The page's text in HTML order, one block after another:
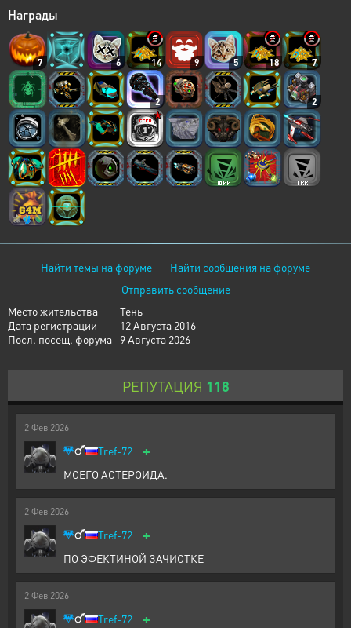
Награды
7 6 14 9 5 18 7
2 2
Найти темы на форуме
Найти сообщения на форуме
Отправить сообщение
Место жительства
Тень
Дата регистрации
12 Августа 2016
Посл. посещ. форума
9 Августа 2026
РЕПУТАЦИЯ 118
2 Фев 2026
Tref-72 +
МОЕГО АСТЕРОИДА.
2 Фев 2026
Tref-72 +
ПО ЭФЕКТИНОЙ ЗАЧИСТКЕ
2 Фев 2026
Tref-72 +